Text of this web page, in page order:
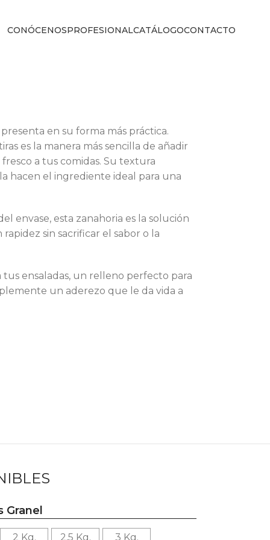
CONÓCENOSPROFESIONALCATÁLOGOCONTACTO
en su forma más práctica.
es la manera más sencilla de añadir
a tus comidas. Su textura
hacen el ingrediente ideal para una
envase, esta zanahoria es la solución
sin sacrificar el sabor o la
ensaladas, un relleno perfecto para
un aderezo que le da vida a
Granel
2 Kg. 2,5 Kg.
3 Kg.